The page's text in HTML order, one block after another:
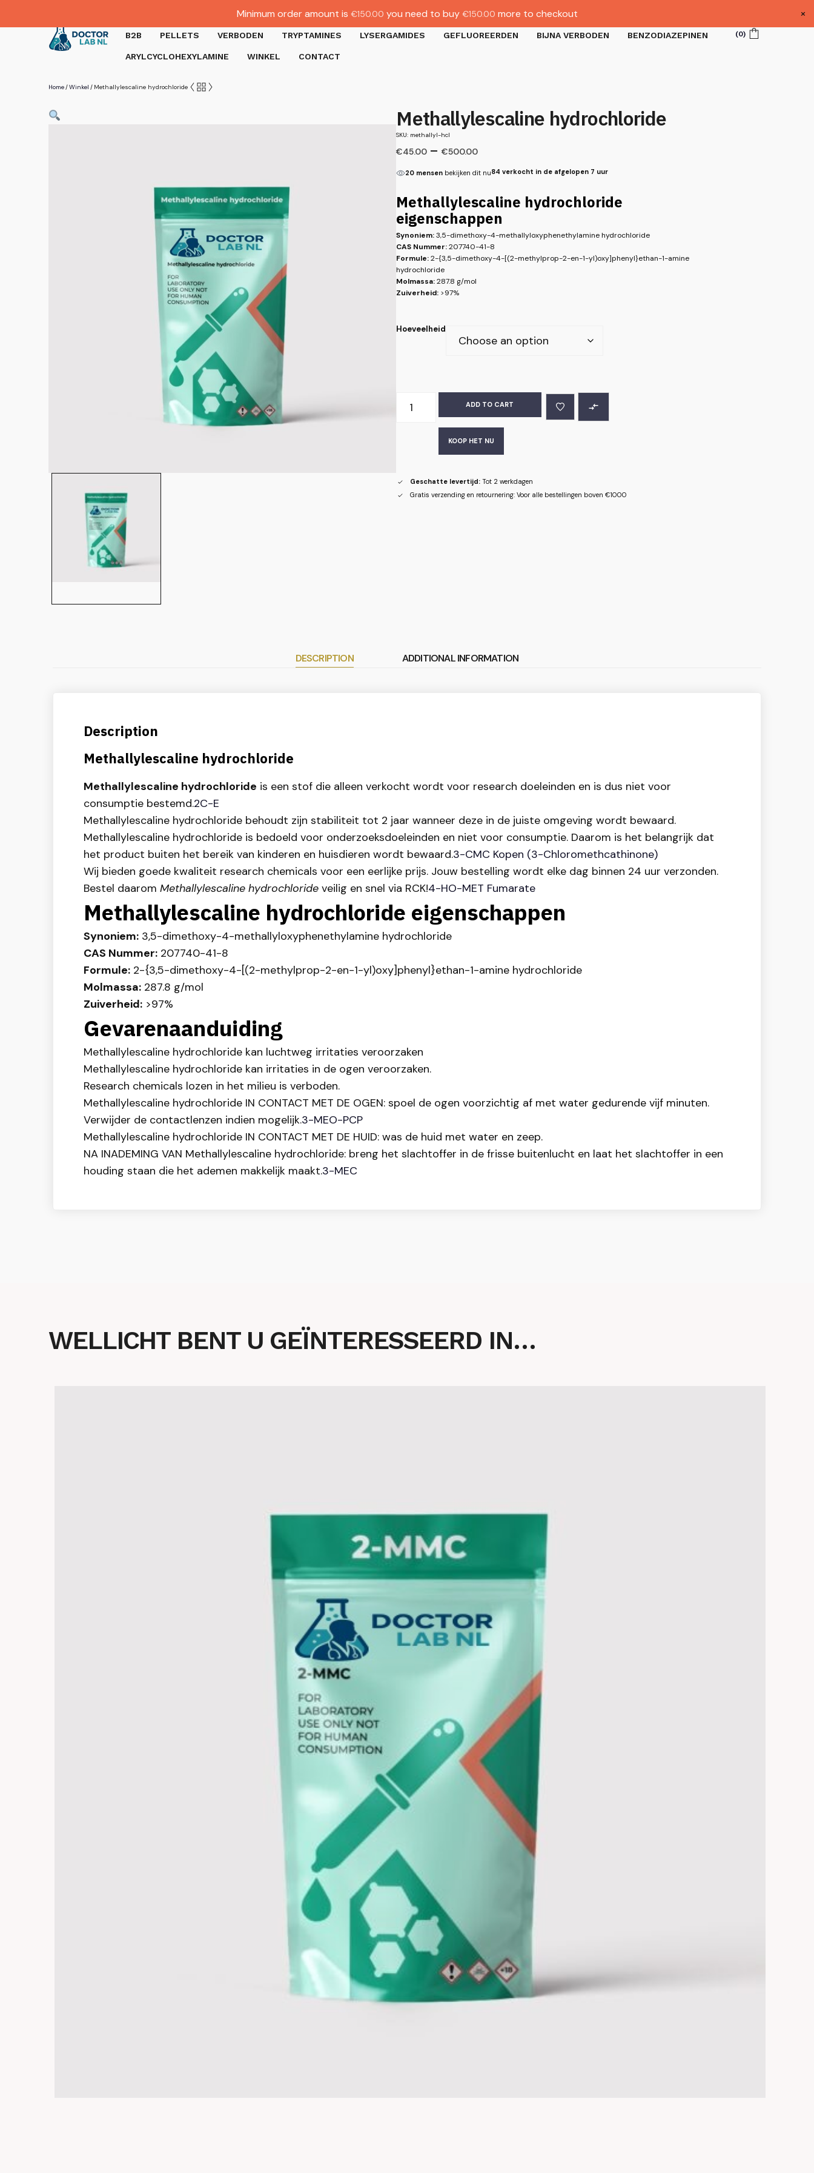
B2B PELLETS VERBODEN TRYPTAMINES LYSERGAMIDES GEFLUOREERDEN BIJNA VERBODEN BENZODIAZEPINEN
ARYLCYCLOHEXYLAMINE WINKEL CONTACT
(0)
Home/Winkel / Methallylescaline hydrochloride
Methallylescaline hydrochloride
SKU: methallyl-hcl
€45.00 – €500.00
20 mensen bekijken dit nu84 verkocht in de afgelopen 7 uur
Methallylescaline hydrochloride
eigenschappen
Synoniem:3,5-dimethoxy-4-methallyloxyphenethylamine hydrochloride
CAS Nummer:207740-41-8
Formule:2-{3,5-dimethoxy-4-[(2-methylprop-2-en-1-yl)oxy]phenyl}ethan-1-amine
hydrochloride
Molmassa:287.8 g/mol
Zuiverheid: >97%
Hoeveelheid
ADD TO CART
KOOP HET NU
Geschatte levertijd:Tot 2 werkdagen
Gratis verzending en retournering: Voor alle bestellingen boven €1000
DESCRIPTION ADDITIONAL INFORMATION
Description
Methallylescaline hydrochloride
Methallylescaline hydrochloride is een stof die alleen verkocht wordt voor research doeleinden en is dus niet voor
consumptie bestemd.2C-E
Methallylescaline hydrochloride behoudt zijn stabiliteit tot 2 jaar wanneer deze in de juiste omgeving wordt bewaard.
Methallylescaline hydrochloride is bedoeld voor onderzoeksdoeleinden en niet voor consumptie. Daarom is het belangrijk dat
het product buiten het bereik van kinderen en huisdieren wordt bewaard.3-CMC Kopen (3-Chloromethcathinone)
Wij bieden goede kwaliteit research chemicals voor een eerlijke prijs. Jouw bestelling wordt elke dag binnen 24 uur verzonden.
Bestel daarom Methallylescaline hydrochloride veilig en snel via RCK!4-HO-MET Fumarate
Methallylescaline hydrochloride eigenschappen
Synoniem: 3,5-dimethoxy-4-methallyloxyphenethylamine hydrochloride
CAS Nummer: 207740-41-8
Formule: 2-{3,5-dimethoxy-4-[(2-methylprop-2-en-1-yl)oxy]phenyl}ethan-1-amine hydrochloride
Molmassa: 287.8 g/mol
Zuiverheid: >97%
Gevarenaanduiding
Methallylescaline hydrochloride kan luchtweg irritaties veroorzaken
Methallylescaline hydrochloride kan irritaties in de ogen veroorzaken.
Research chemicals lozen in het milieu is verboden.
Methallylescaline hydrochloride IN CONTACT MET DE OGEN: spoel de ogen voorzichtig af met water gedurende vijf minuten.
Verwijder de contactlenzen indien mogelijk.3-MEO-PCP
Methallylescaline hydrochloride IN CONTACT MET DE HUID: was de huid met water en zeep.
NA INADEMING VAN Methallylescaline hydrochloride: breng het slachtoffer in de frisse buitenlucht en laat het slachtoffer in een
houding staan die het ademen makkelijk maakt.3-MEC
WELLICHT BENT U GEÏNTERESSEERD IN…
Minimum order amount is €150.00 you need to buy €150.00 more to checkout ×